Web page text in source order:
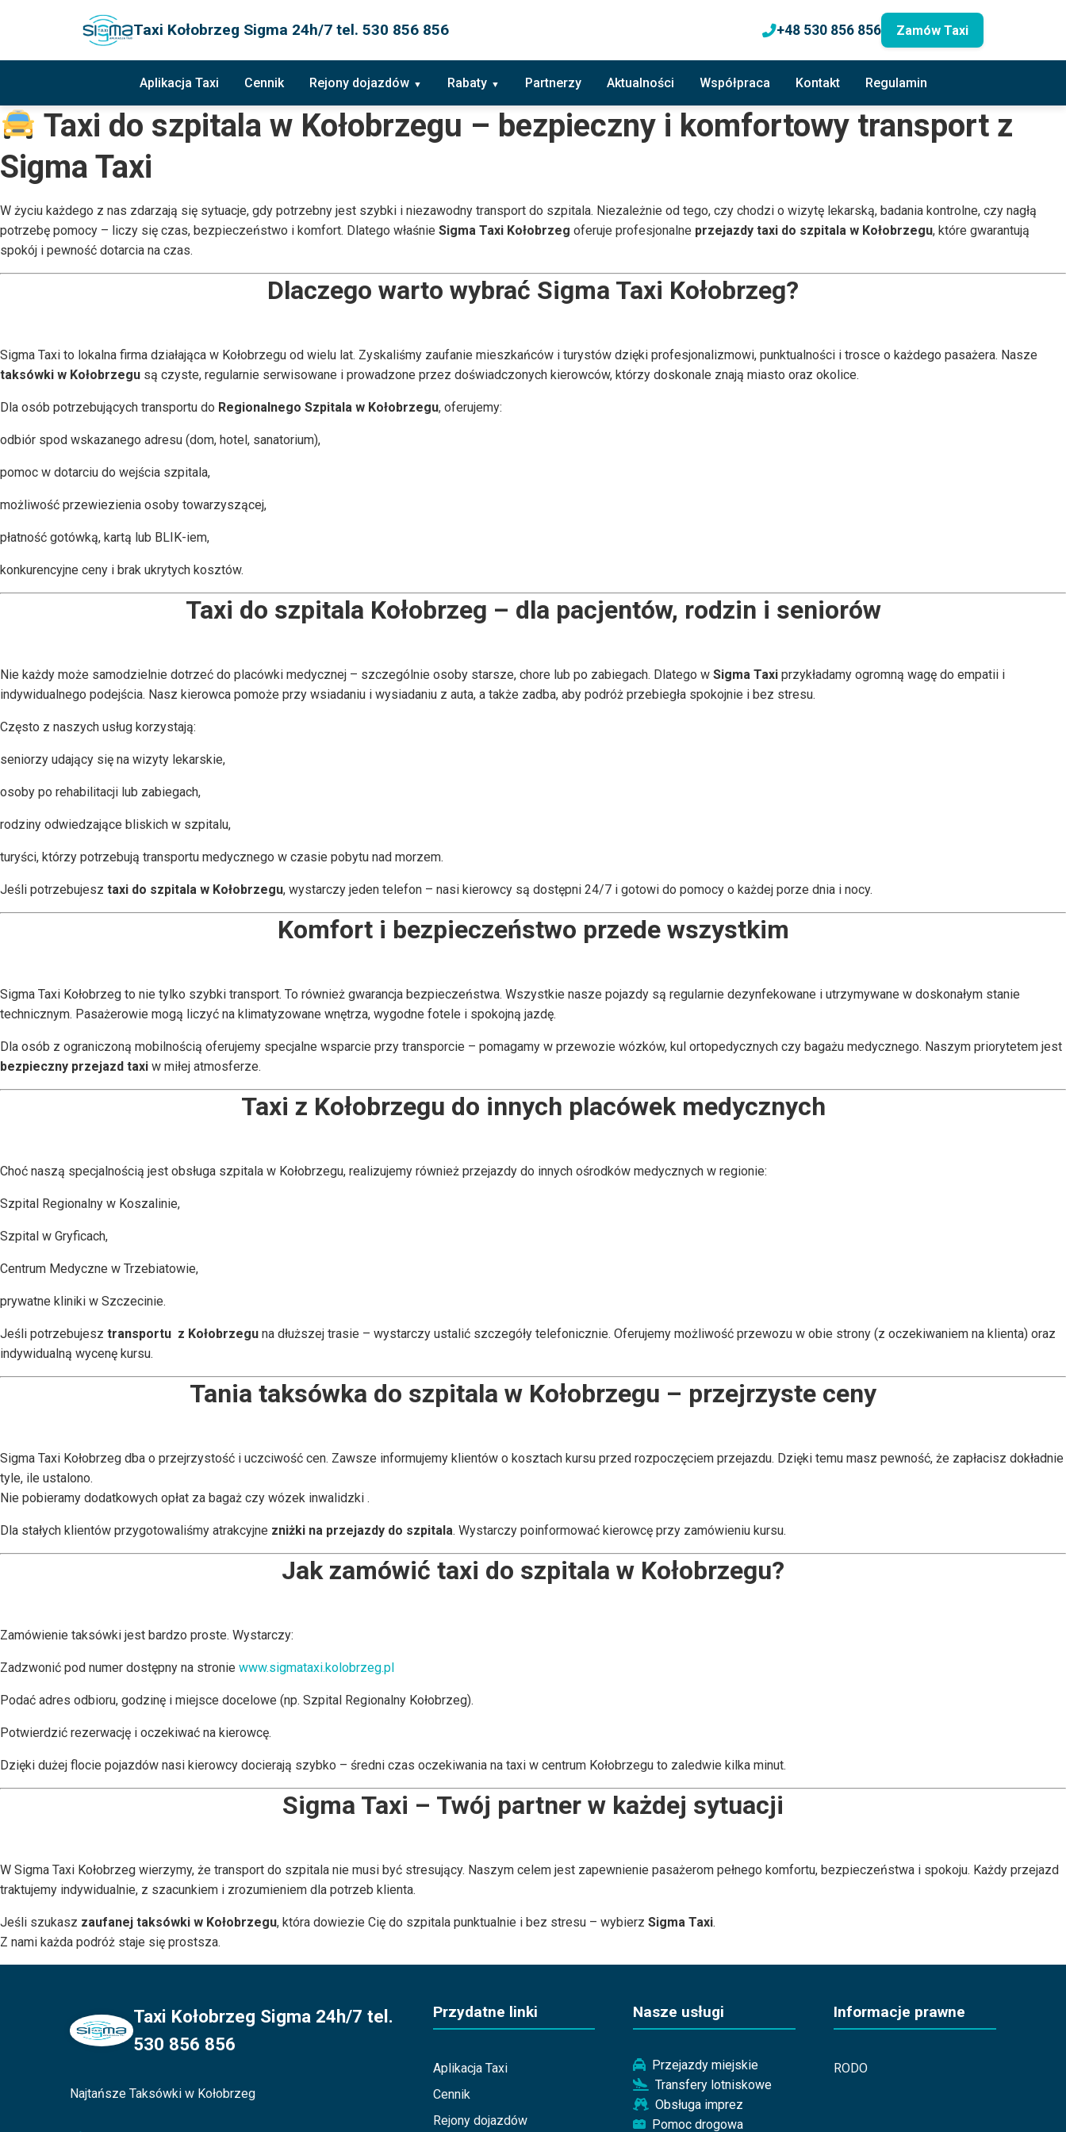
Taxi Kołobrzeg Sigma 24h/7 tel. 530 856 856 +48 530 856 856 Zamów Taxi
Aplikacja Taxi Cennik Rejony dojazdów Rabaty Partnerzy Aktualności Współpraca Kontakt Regulamin
Taxi do szpitala w Kołobrzegu – bezpieczny i komfortowy transport z
Sigma Taxi
W życiu każdego z nas zdarzają się sytuacje, gdy potrzebny jest szybki i niezawodny transport do szpitala. Niezależnie od tego, czy chodzi o wizytę lekarską, badania kontrolne, czy nagłą
potrzebę pomocy – liczy się czas, bezpieczeństwo i komfort. Dlatego właśnie Sigma Taxi Kołobrzeg oferuje profesjonalne przejazdy taxi do szpitala w Kołobrzegu, które gwarantują
spokój i pewność dotarcia na czas.
Dlaczego warto wybrać Sigma Taxi Kołobrzeg?
Sigma Taxi to lokalna firma działająca w Kołobrzegu od wielu lat. Zyskaliśmy zaufanie mieszkańców i turystów dzięki profesjonalizmowi, punktualności i trosce o każdego pasażera. Nasze
taksówki w Kołobrzegu są czyste, regularnie serwisowane i prowadzone przez doświadczonych kierowców, którzy doskonale znają miasto oraz okolice.
Dla osób potrzebujących transportu do Regionalnego Szpitala w Kołobrzegu, oferujemy:
odbiór spod wskazanego adresu (dom, hotel, sanatorium),
pomoc w dotarciu do wejścia szpitala,
możliwość przewiezienia osoby towarzyszącej,
płatność gotówką, kartą lub BLIK-iem,
konkurencyjne ceny i brak ukrytych kosztów.
Taxi do szpitala Kołobrzeg – dla pacjentów, rodzin i seniorów
Nie każdy może samodzielnie dotrzeć do placówki medycznej – szczególnie osoby starsze, chore lub po zabiegach. Dlatego w Sigma Taxi przykładamy ogromną wagę do empatii i
indywidualnego podejścia. Nasz kierowca pomoże przy wsiadaniu i wysiadaniu z auta, a także zadba, aby podróż przebiegła spokojnie i bez stresu.
Często z naszych usług korzystają:
seniorzy udający się na wizyty lekarskie,
osoby po rehabilitacji lub zabiegach,
rodziny odwiedzające bliskich w szpitalu,
turyści, którzy potrzebują transportu medycznego w czasie pobytu nad morzem.
Jeśli potrzebujesz taxi do szpitala w Kołobrzegu, wystarczy jeden telefon – nasi kierowcy są dostępni 24/7 i gotowi do pomocy o każdej porze dnia i nocy.
Komfort i bezpieczeństwo przede wszystkim
Sigma Taxi Kołobrzeg to nie tylko szybki transport. To również gwarancja bezpieczeństwa. Wszystkie nasze pojazdy są regularnie dezynfekowane i utrzymywane w doskonałym stanie
technicznym. Pasażerowie mogą liczyć na klimatyzowane wnętrza, wygodne fotele i spokojną jazdę.
Dla osób z ograniczoną mobilnością oferujemy specjalne wsparcie przy transporcie – pomagamy w przewozie wózków, kul ortopedycznych czy bagażu medycznego. Naszym priorytetem jest
bezpieczny przejazd taxi w miłej atmosferze.
Taxi z Kołobrzegu do innych placówek medycznych
Choć naszą specjalnością jest obsługa szpitala w Kołobrzegu, realizujemy również przejazdy do innych ośrodków medycznych w regionie:
Szpital Regionalny w Koszalinie,
Szpital w Gryficach,
Centrum Medyczne w Trzebiatowie,
prywatne kliniki w Szczecinie.
Jeśli potrzebujesz transportu z Kołobrzegu na dłuższej trasie – wystarczy ustalić szczegóły telefonicznie. Oferujemy możliwość przewozu w obie strony (z oczekiwaniem na klienta) oraz
indywidualną wycenę kursu.
Tania taksówka do szpitala w Kołobrzegu – przejrzyste ceny
Sigma Taxi Kołobrzeg dba o przejrzystość i uczciwość cen. Zawsze informujemy klientów o kosztach kursu przed rozpoczęciem przejazdu. Dzięki temu masz pewność, że zapłacisz dokładnie
tyle, ile ustalono.
Nie pobieramy dodatkowych opłat za bagaż czy wózek inwalidzki .
Dla stałych klientów przygotowaliśmy atrakcyjne zniżki na przejazdy do szpitala. Wystarczy poinformować kierowcę przy zamówieniu kursu.
Jak zamówić taxi do szpitala w Kołobrzegu?
Zamówienie taksówki jest bardzo proste. Wystarczy:
Zadzwonić pod numer dostępny na stronie www.sigmataxi.kolobrzeg.pl
Podać adres odbioru, godzinę i miejsce docelowe (np. Szpital Regionalny Kołobrzeg).
Potwierdzić rezerwację i oczekiwać na kierowcę.
Dzięki dużej flocie pojazdów nasi kierowcy docierają szybko – średni czas oczekiwania na taxi w centrum Kołobrzegu to zaledwie kilka minut.
Sigma Taxi – Twój partner w każdej sytuacji
W Sigma Taxi Kołobrzeg wierzymy, że transport do szpitala nie musi być stresujący. Naszym celem jest zapewnienie pasażerom pełnego komfortu, bezpieczeństwa i spokoju. Każdy przejazd
traktujemy indywidualnie, z szacunkiem i zrozumieniem dla potrzeb klienta.
Jeśli szukasz zaufanej taksówki w Kołobrzegu, która dowiezie Cię do szpitala punktualnie i bez stresu – wybierz Sigma Taxi.
Z nami każda podróż staje się prostsza.
Taxi Kołobrzeg Sigma 24h/7 tel.
530 856 856
Najtańsze Taksówki w Kołobrzeg
Przydatne linki
Aplikacja Taxi
Cennik
Rejony dojazdów
Nasze usługi
Przejazdy miejskie
Transfery lotniskowe
Obsługa imprez
Pomoc drogowa
Informacje prawne
RODO